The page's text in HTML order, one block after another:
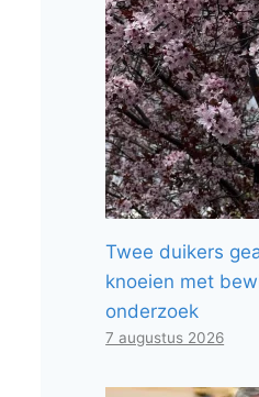
Twee duikers
knoeien met
onderzoek
7 augustus 2026